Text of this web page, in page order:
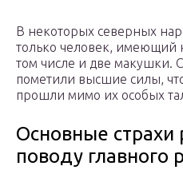
В некоторых северных
только человек, имеющий
том числе и две макушки.
пометили высшие силы,
прошли мимо их особых
Основные страхи
поводу главного